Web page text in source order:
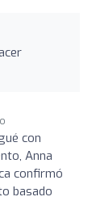
con
Anna
confirmó
basado